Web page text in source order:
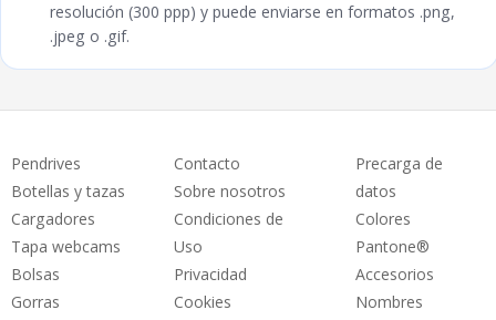
resolución (300 ppp) y puede enviarse en formatos .png,
.jpeg o .gif.
Pendrives
Botellas y tazas
Cargadores
Tapa webcams
Bolsas
Gorras
Contacto
Sobre nosotros
Condiciones de
Uso
Privacidad
Cookies
Precarga de
datos
Colores
Pantone®
Accesorios
Nombres